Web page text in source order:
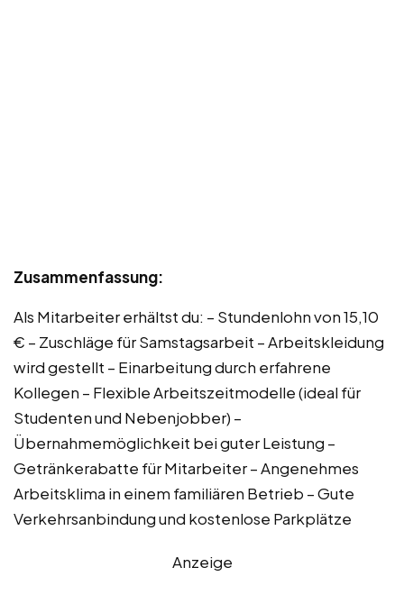
Zusammenfassung:
Als Mitarbeiter erhältst du: – Stundenlohn von 15,10
€ – Zuschläge für Samstagsarbeit – Arbeitskleidung
wird gestellt – Einarbeitung durch erfahrene
Kollegen – Flexible Arbeitszeitmodelle (ideal für
Studenten und Nebenjobber) –
Übernahmemöglichkeit bei guter Leistung –
Getränkerabatte für Mitarbeiter – Angenehmes
Arbeitsklima in einem familiären Betrieb – Gute
Verkehrsanbindung und kostenlose Parkplätze
Anzeige